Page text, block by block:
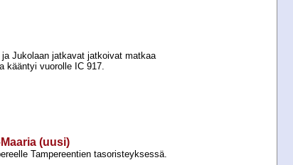
ja Jukolaan jatkavat jatkoivat matkaa
kääntyi vuorolle IC 917.
(uusi)
Tampereentien tasoristeyksessä.